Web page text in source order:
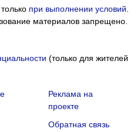
при выполнении условий.
материалов запрещено.
(только для жителей
Реклама на
проекте
Обратная связь